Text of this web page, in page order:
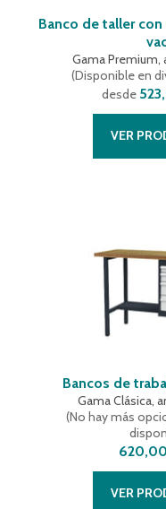
Banco de taller
Gama
(Disponible en
desde
VER
Bancos de
Gama Clásica,
(No hay más
VER